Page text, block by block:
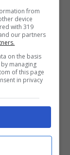
le direttive
una
fare altro
di salute.
di grossi
altre cose,
from
device
with 319
our partners
on the basis
managing
of this page
in privacy